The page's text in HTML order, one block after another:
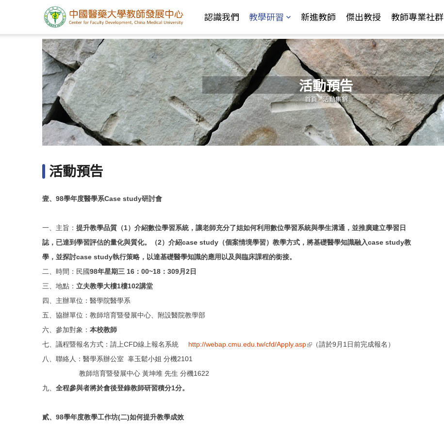
認識我們 教學研習 新進教師 傑出教授 教師專業社群
活動預告
您在這裡
首頁-活動集錦
活動預告
壹、98學年度醫學系Case study研討會
一、主旨： 提升教學品質（1）介紹數位學習系統，讓老師充分了姐如何利用數位學習系統與學生溝通，並推廣建立學習日
誌，已達到學習評估的量化與質化。（2）介紹case study （個案情境學習）教學方式，將基礎醫學知識融入case study教
學，並探討case study執行策略，以達基礎醫學知識的應用以及與臨床課程的銜接。
二、時間：民國98年星期三 16：00~18：309月 2日
三、地點： 立夫教學大樓1樓102講堂
四、主辦單位： 醫學院醫學系
五、協辦單位：教師培育暨發展中心、附設醫院教學部
六、參加對象： 本校教師
七、議程暨報名方式：請上CFD線上報名系統
http://webap.cmu.edu.tw/cfd/Apply.asp (link is external)
（請於9月1日前完成報名）
八、聯絡人： 醫學系辦公室 辜玉鬆小姐 分機2101
教師培育暨發展中心 黃坤堆 先生 分機1622
九、 全程參與者將於會後登錄教師研習積分1分。
貳、98學年度教學工作坊(二)如何提升教學成效